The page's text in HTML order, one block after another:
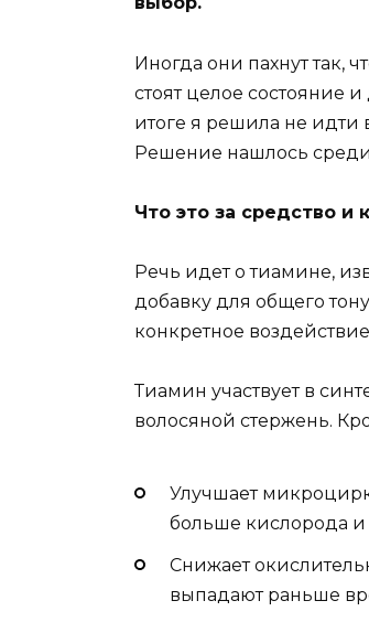
Иногда они пахнут так,
стоят целое состояние
итоге я решила не идти
Решение нашлось
Что это за средство и
Речь идет о тиамине,
добавку для общего
конкретное
Тиамин участвует в
волосяной стержень.
Улучшает
больше кислорода и
Снижает
выпадают раньше